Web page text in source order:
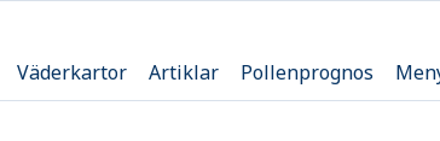
Väderkartor Artiklar Pollenprognos